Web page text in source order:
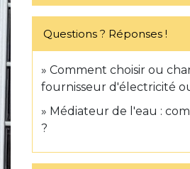
Questions ? Réponses !
Comment choisir ou
fournisseur d'électricité
Médiateur de l'eau :
?